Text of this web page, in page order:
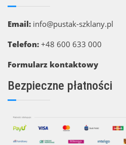
Email: info@pustak-szklany.pl
Telefon: +48 600 633 000
Formularz kontaktowy
Bezpieczne płatności